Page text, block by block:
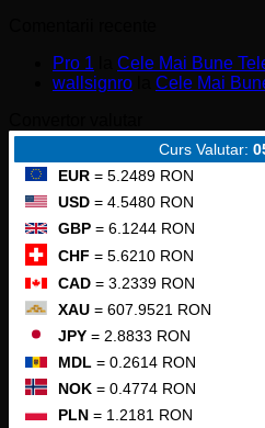
Dual-
Amazon
Alexa
Pro 1
Cele Mai Bune
wallsignro
Cele Mai
Curs Valutar:
EUR = 5.2489 RON
USD = 4.5480 RON
GBP = 6.1244 RON
CHF = 5.6210 RON
CAD = 3.2339 RON
XAU = 607.9521 RON
JPY = 2.8833 RON
MDL = 0.2614 RON
NOK = 0.4774 RON
PLN = 1.2181 RON